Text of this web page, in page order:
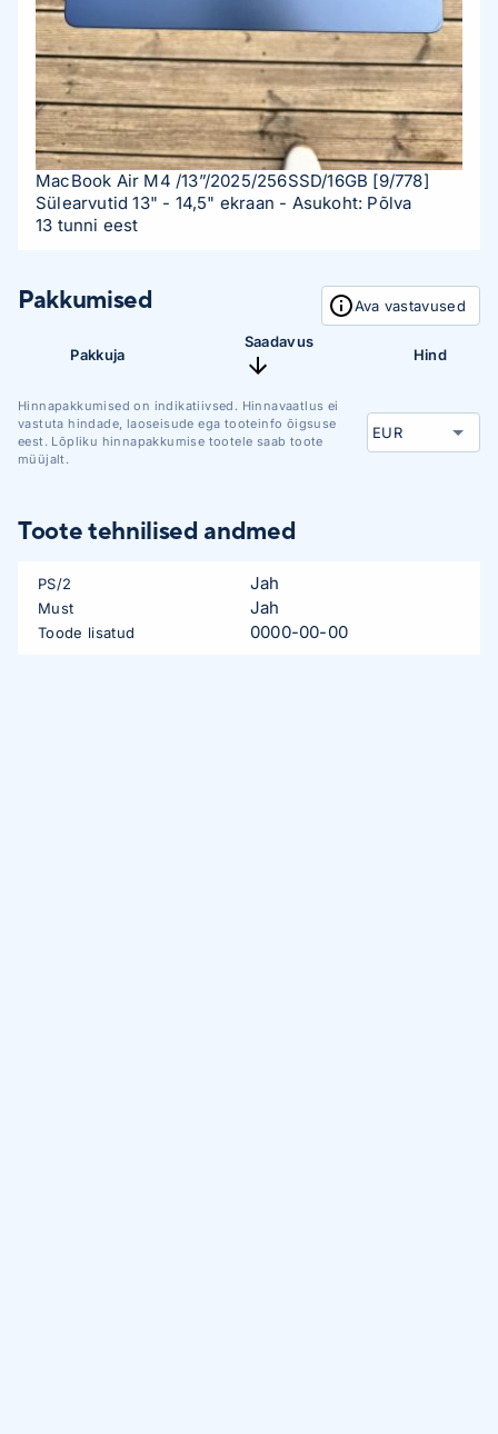
MacBook Air M4 /13”/2025/256SSD/16GB [9/778]
Sülearvutid 13" - 14,5" ekraan - Asukoht: Põlva
13 tunni eest
Pakkumised Ava vastavused
Pakkuja
Saadavus
Hind
Hinnapakkumised on indikatiivsed. Hinnavaatlus ei
vastuta hindade, laoseisude ega tooteinfo õigsuse
eest. Lõpliku hinnapakkumise tootele saab toote
müüjalt.
Toote tehnilised andmed
PS/2 Jah
Must Jah
Toode lisatud 0000-00-00